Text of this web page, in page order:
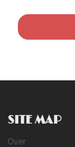
SITE MAP
Over